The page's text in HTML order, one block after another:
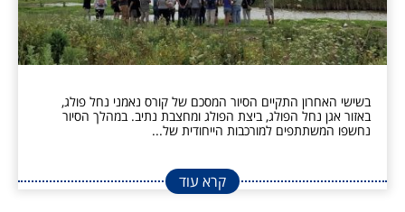
בשישי האחרון התקיים הסיור המסכם של קורס נאמני נחל פולג,
באזור אגן נחל הפולג, ביצת הפולג ומחצבת נתיב. במהלך הסיור
נחשפו המשתתפים למורכבות הייחודית של...
קרא עוד